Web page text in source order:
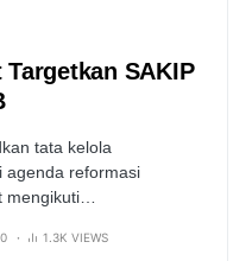
SAKIP
tata kelola
agenda reformasi
mengikuti…
1.3K VIEWS